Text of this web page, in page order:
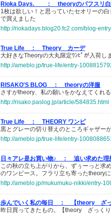
Rioka Days. ：
theoryのパフスリ
1枚は欲しい！と思っていたセオリーの
で買えました
http://riokadays.blog20.fc2.com/blog-
True Life ：
Theory カーデ
大好きなTheoryの大丸限定ﾜﾝﾋﾟが入荷し
http://ameblo.jp/true-life/entry-
RISAKO'S BLOG ：
theoryの洋服
さすがtheory、私の願いをかなえてくれ
http://risako.paslog.jp/article/584835.html
True Life ：
THEORY ワンピ
黒とグレーの切り替えのところギャザー
http://ameblo.jp/true-life/entry-
日々アレ是お買い物♪ ：
追い求めた理
この秋の立ち上がりから、ずぅーっと求
のワンピース。フラリ立ち寄ったtheory
http://ameblo.jp/mukumuku-nikki/entry-
歩んでいく私の毎日 ：
【theory ざ
昨日買ってきたもの。【theory ざっく